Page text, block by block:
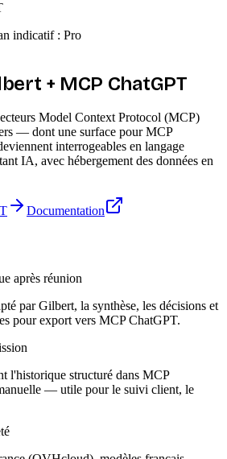
indicatif : Pro
+ MCP ChatGPT
Model Context Protocol (MCP)
— dont une surface pour MCP
interrogeables en langage
IA, avec hébergement des données en
Documentation
après réunion
par Gilbert, la synthèse, les décisions et
pour export vers MCP ChatGPT.
l'historique structuré dans MCP
— utile pour le suivi client, le